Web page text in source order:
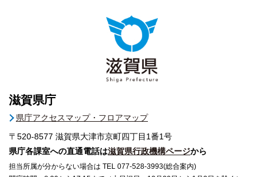
滋賀県庁
県庁アクセスマップ・フロアマップ
〒520-8577 滋賀県大津市京町四丁目1番1号
県庁各課室への直通電話は滋賀県行政機構ページから
担当所属が分からない場合は TEL 077-528-3993(総合案内)